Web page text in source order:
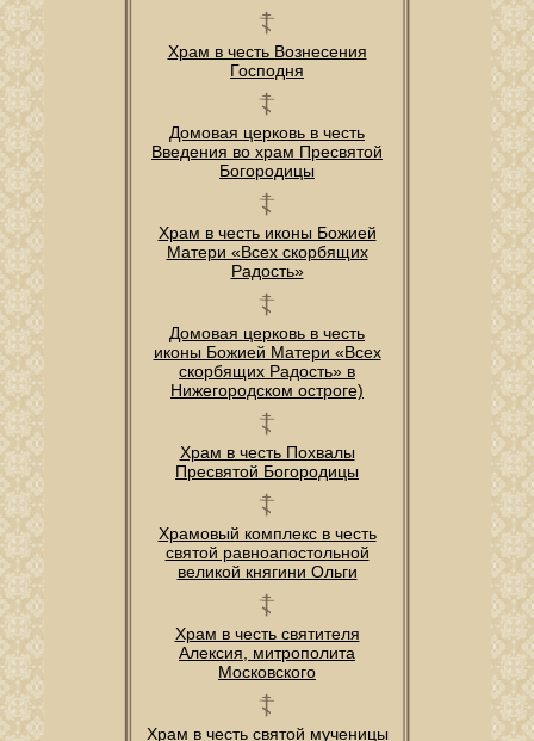
Храм в честь Вознесения
Господня
Домовая церковь в честь
Введения во храм Пресвятой
Богородицы
Храм в честь иконы Божией
Матери «Всех скорбящих
Радость»
Домовая церковь в честь
иконы Божией Матери «Всех
скорбящих Радость» в
Нижегородском остроге)
Храм в честь Похвалы
Пресвятой Богородицы
Храмовый комплекс в честь
святой равноапостольной
великой княгини Ольги
Храм в честь святителя
Алексия, митрополита
Московского
Храм в честь святой мученицы